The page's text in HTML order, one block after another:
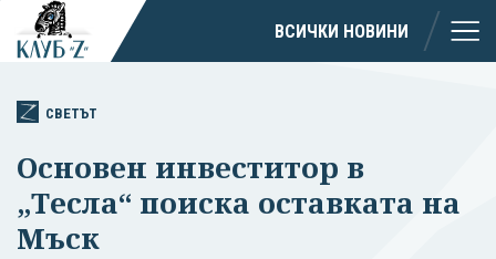
ВСИЧКИ НОВИНИ
СВЕТЪТ
Основен инвеститор в
„Тесла“ поиска оставката на
Мъск